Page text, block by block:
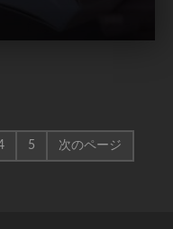
5 次のページ